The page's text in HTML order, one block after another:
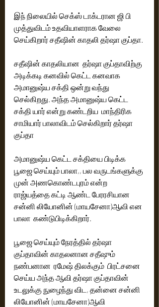
இந் நிலையில் செக்ஸ் டாக்டரான ஜி பி
முத்துவிடம் உதவியாளராக வேலை
செய்கிறார் சதீஷின் காதலி தர்ஷா குப்தா.
சதீஷின் காதலியான  தர்ஷா குப்தாவிற்கு
அடிக்கடி கனவில் கெட்ட கனவாக
அமானுஷ்ய சக்தி ஒன்று வந்து
செல்கிறது. அந்த அமானுஷ்ய கெட்ட
சக்தி யார் என்று கண்டறிய  மாந்திரிக
சாமியார் பாலாவிடம் செல்கிறார் தர்ஷா
குப்தா
அமானுஷ்ய கெட்ட சக்தியை பிடிக்க
பூஜை செய்யும் பாலா,, பல வருடங்களுக்கு
முன் அணகொண்டபுரம் என்ற
ராஜ்யத்தை கட்டி ஆண்ட பேரரசியான
சன்னி லியோனின் (மாயசேனா)ஆவி என
பாலா  கண்டுபிடிக்கிறார்.
பூஜை செய்யும் நேரத்தில் தர்ஷா
குப்தாவின் காதலனான சதீஷும்
நண்பனான  ரமேஷ் திலக்கும்  பிரட்சனை
செய்ய அந்த ஆவி தர்ஷா குப்தாவின்
உடலுக்கு நுழைந்து விட, தன்னை சன்னி
லியோனின் (மாயசேனா)ஆவி